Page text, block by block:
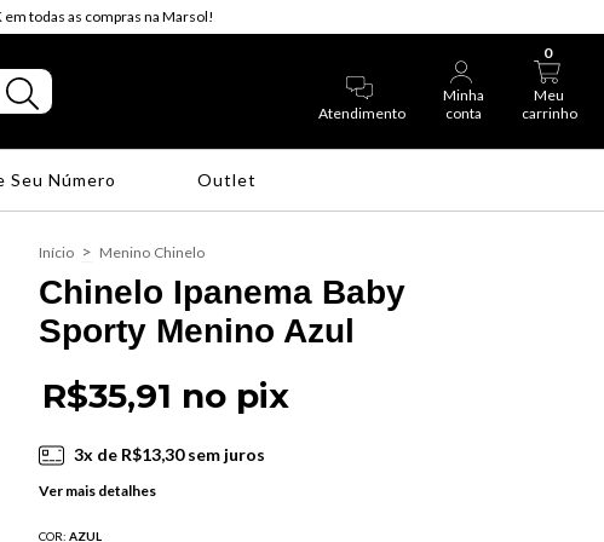
em todas as compras na Marsol!
Atendimento
Minha
conta
Meu
carrinho
0
Seu Número Outlet
Início > Menino Chinelo
Chinelo Ipanema Baby
Sporty Menino Azul
R$35,91 no pix
3x de R$13,30sem juros
Ver mais detalhes
COR: AZUL